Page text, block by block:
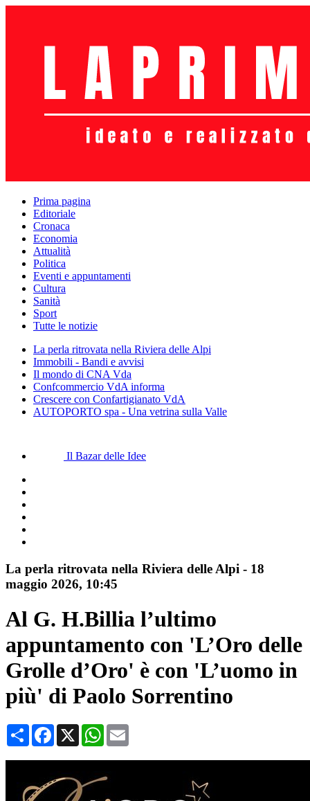
Prima pagina
Editoriale
Cronaca
Economia
Attualità
Politica
Eventi e appuntamenti
Cultura
Sanità
Sport
Tutte le notizie
La perla ritrovata nella Riviera delle Alpi
Immobili - Bandi e avvisi
Il mondo di CNA Vda
Confcommercio VdA informa
Crescere con Confartigianato VdA
AUTOPORTO spa - Una vetrina sulla Valle
Il Bazar delle Idee
La perla ritrovata nella Riviera delle Alpi - 18
maggio 2026, 10:45
Al G. H.Billia l’ultimo
appuntamento con 'L’Oro delle
Grolle d’Oro' è con 'L’uomo in
più' di Paolo Sorrentino
CondividiFacebook
X WhatsApp